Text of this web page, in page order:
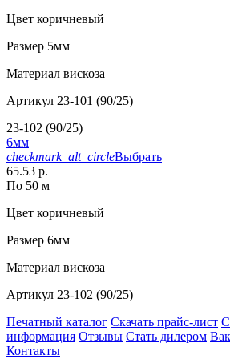
Цвет коричневый
Размер 5мм
Материал вискоза
Артикул 23-101 (90/25)
23-102 (90/25)
6мм
checkmark_alt_circleВыбрать
65.53 р.
По 50 м
Цвет коричневый
Размер 6мм
Материал вискоза
Артикул 23-102 (90/25)
Печатный каталог Скачать прайс-лист
информация Отзывы Стать дилером
Контакты